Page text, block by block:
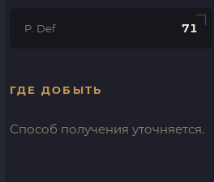
P. Def 71
ГДЕ ДОБЫТЬ
Способ получения уточняется.